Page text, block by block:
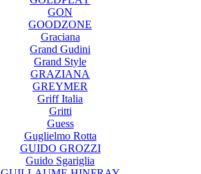
GON
GOODZONE
Graciana
Grand Gudini
Grand Style
GRAZIANA
GREYMER
Griff Italia
Gritti
Guess
Guglielmo Rotta
GUIDO GROZZI
Guido Sgariglia